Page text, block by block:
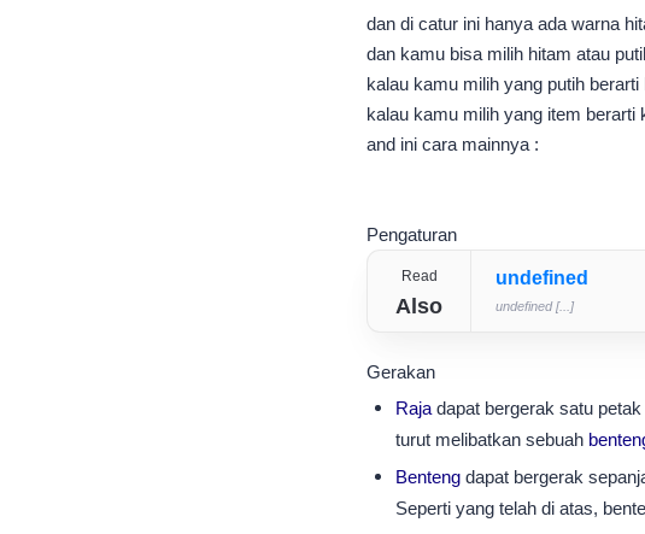
dan di catur ini hanya ada warna
dan kamu bisa milih hitam atau
kalau kamu milih yang putih
kalau kamu milih yang item berarti
and ini cara mainnya :
Pengaturan
Read
Also
undefined
undefined [...]
Gerakan
Raja dapat bergerak satu
turut melibatkan sebuah
Benteng dapat bergerak
Seperti yang telah di atas,